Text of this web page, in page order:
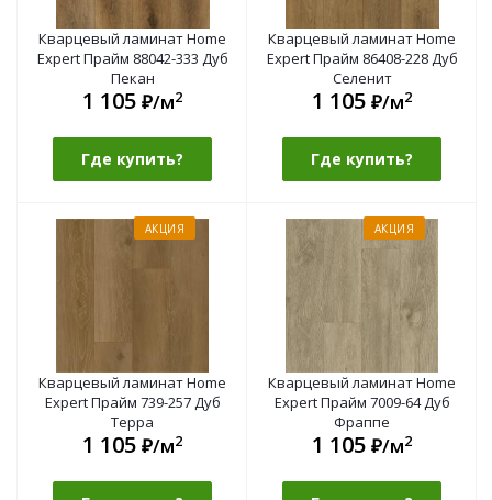
Кварцевый ламинат Home
Expert Прайм 88042-333 Дуб
Пекан
1 105 ₽/м2
Где купить?
Кварцевый ламинат Home
Expert Прайм 86408-228 Дуб
Селенит
1 105 ₽/м2
Где купить?
АКЦИЯ
Кварцевый ламинат Home
Expert Прайм 739-257 Дуб
Терра
1 105 ₽/м2
АКЦИЯ
Кварцевый ламинат Home
Expert Прайм 7009-64 Дуб
Фраппе
1 105 ₽/м2